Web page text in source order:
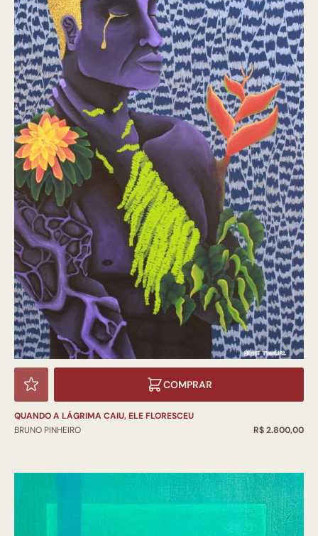
COMPRAR
QUANDO A LÁGRIMA CAIU, ELE FLORESCEU
BRUNO PINHEIRO
R$ 2.800,00